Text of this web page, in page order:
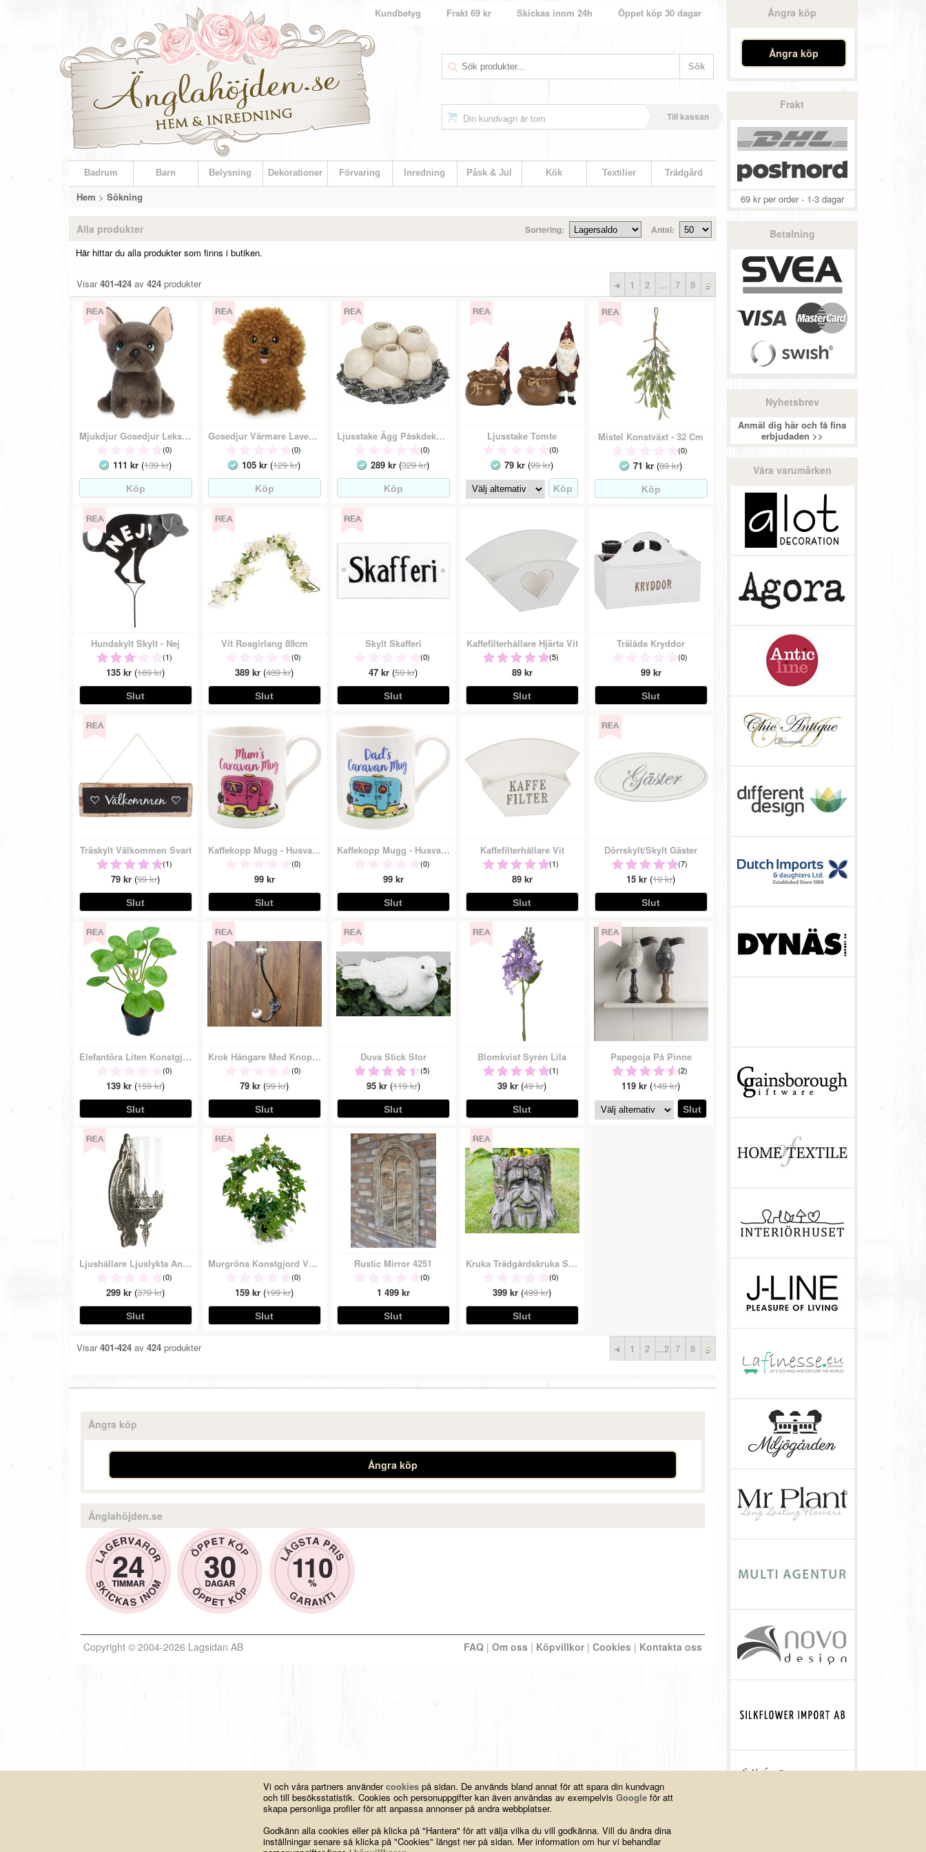
Vi och våra partners användercookies på sidan. De används bland annat för att spara din kundvagn
och till besöksstatistik. Cookies och personuppgifter kan även användas av exempelvis Google för att
skapa personliga profiler för att anpassa annonser på andra webbplatser.
Godkänn alla cookies eller på klicka på "Hantera" för att välja vilka du vill godkänna. Vill du ändra dina
inställningar senare så klicka på "Cookies" längst ner på sidan. Mer information om hur vi behandlar
Kundbetyg Frakt 69 kr Skickas inom 24h Öppet köp 30 dagar
Din kundvagn är tom Till kassan
Badrum Barn Belysning Dekorationer Förvaring Inredning Påsk & Jul Kök Textilier Trädgård
Hem > Sökning
Ångra köp
Ångra köp
Frakt
69 kr per order - 1-3 dagar
Betalning
Nyhetsbrev
Anmäl dig här och få fina
erbjudaden >>
Våra varumärken
Alla produkter Sortering: Antal:
Här hittar du alla produkter som finns i butiken.
Visar401-424av 424produkter ◄ 1 2 ... 7 8 9
Mjukdjur Gosedjur Leksak - Fransk Bulldog Hund
(0)
111 kr (139 kr)
Gosedjur Värmare Lavendel
(0)
105 kr (129 kr)
Ljusstake Ägg Påskdekoration
(0)
289 kr (329 kr)
Ljusstake Tomte
(0)
79 kr (99 kr)
Mistel Konstväxt - 32 Cm
(0)
71 kr (89 kr)
Hundskylt Skylt - Nej
(1)
135 kr (169 kr)
Vit Rosgirlang 89cm
(0)
389 kr (489 kr)
Skylt Skafferi
(0)
47 kr (59 kr)
Kaffefilterhållare Hjärta Vit
(5)
89 kr
Trälåda Kryddor
(0)
99 kr
Träskylt Välkommen Svart
(1)
79 kr (99 kr)
Kaffekopp Mugg - Husvagn Mamma
(0)
99 kr
Kaffekopp Mugg - Husvagn Pappa
(0)
99 kr
Kaffefilterhållare Vit
(1)
89 kr
Dörrskylt/Skylt Gäster
(7)
15 kr (19 kr)
Elefantöra Liten Konstgjord Grön Växt
(0)
139 kr (159 kr)
Krok Hängare Med Knoppar Cremevit
(0)
79 kr (99 kr)
Duva Stick Stor
(5)
95 kr(119 kr)
Blomkvist Syrén Lila
(1)
39 kr (49 kr)
Papegoja På Pinne
(2)
119 kr (149 kr)
Ljushållare Ljuslykta Antiksilver Vägg
(0)
299 kr (379 kr)
Murgröna Konstgjord Växt Grön På Båge
(0)
159 kr (199 kr)
Rustic Mirror 4251
(0)
1 499 kr
Kruka Trädgårdskruka Stubbe - Mellan
(0)
399 kr (499 kr)
Visar401-424av 424produkter ◄ 1 2 ...2 7 8 9
Ångra köp
Ångra köp
Änglahöjden.se
Copyright © 2004-2026 Lagsidan AB FAQ| Om oss| Köpvillkor| Cookies| Kontakta oss